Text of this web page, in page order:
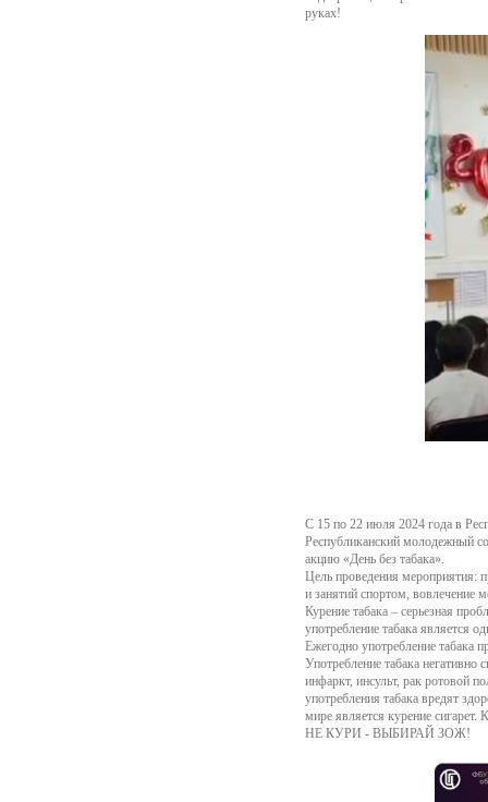
руках!
С 15 по 22 июля 2024 года в
Республиканский молодежный
акцию «День без табака».
Цель проведения мероприятия:
и занятий спортом, вовлечение
Курение табака – серьезная
употребление табака является
Ежегодно употребление табака
Употребление табака негативно
инфаркт, инсульт, рак ротовой
употребления табака вредят
мире является курение
НЕ КУРИ - ВЫБИРАЙ ЗОЖ!